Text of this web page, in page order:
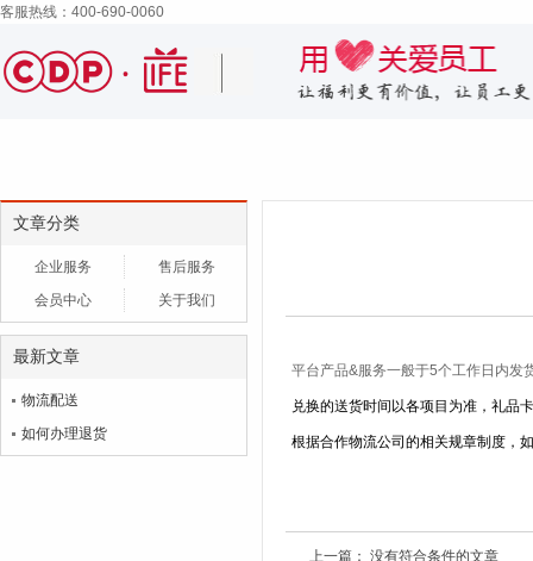
客服热线：400-690-0060
文章分类
企业服务
售后服务
会员中心
关于我们
最新文章
物流配送
如何办理退货
平台产品&服务一般于5个工作日内发
兑换的送货时间以各项目为准，礼品
根据合作物流公司的相关规章制度，
上一篇： 没有符合条件的文章